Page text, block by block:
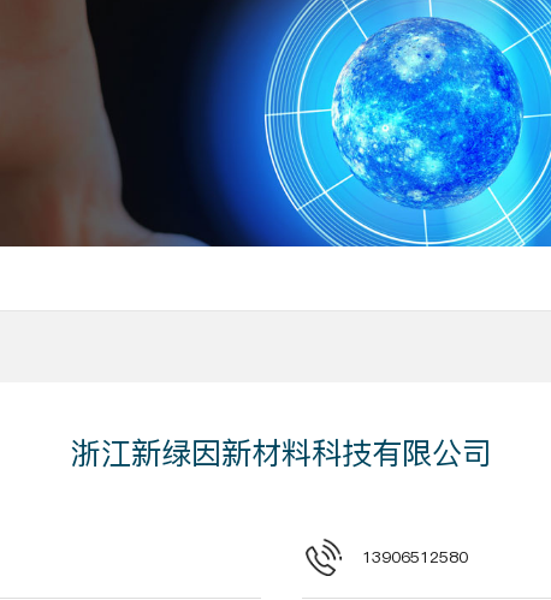
浙江新绿因新材料科技有限公司
13906512580